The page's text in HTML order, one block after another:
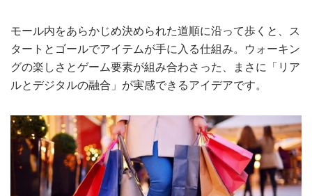
モール内をあらかじめ決められた道順に沿って歩くと、ス
タートとゴールでアイテムが手に入る仕組み。ウォーキン
グの楽しさとゲーム要素が組み合わさった、まさに「リア
ルとデジタルの融合」が実感できるアイデアです。